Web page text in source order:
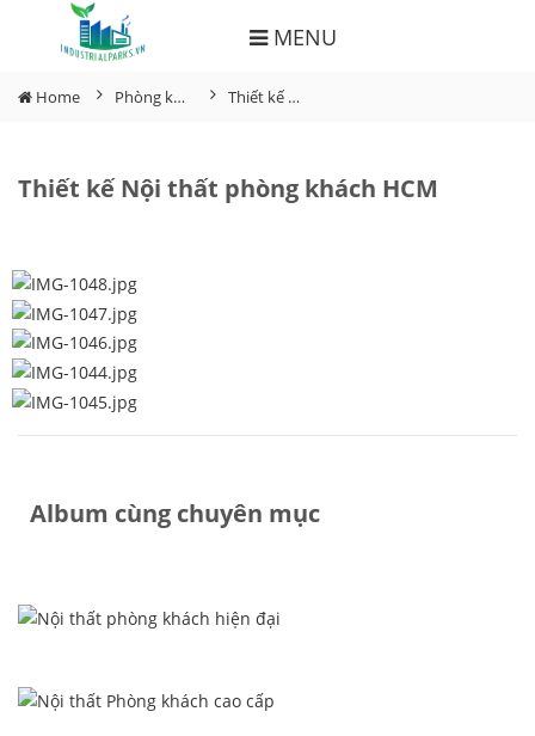
MENU
Home Phòng khách Thiết kế Nội thất phòng khách HCM
Thiết kế Nội thất phòng khách HCM
Album cùng chuyên mục